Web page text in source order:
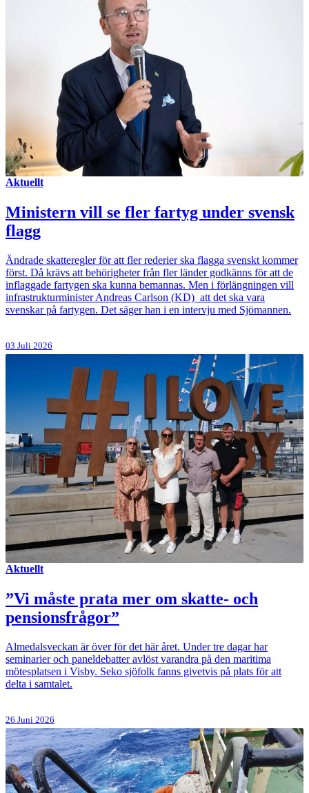
Aktuellt
Ministern vill se fler fartyg under svensk
flagg
Ändrade skatteregler för att fler rederier ska flagga svenskt kommer
först. Då krävs att behörigheter från fler länder godkänns för att de
inflaggade fartygen ska kunna bemannas. Men i förlängningen vill
infrastrukturminister Andreas Carlson (KD) att det ska vara
svenskar på fartygen. Det säger han i en intervju med Sjömannen.
03 Juli 2026
Aktuellt
”Vi måste prata mer om skatte- och
pensionsfrågor”
Almedalsveckan är över för det här året. Under tre dagar har
seminarier och paneldebatter avlöst varandra på den maritima
mötesplatsen i Visby. Seko sjöfolk fanns givetvis på plats för att
delta i samtalet.
26 Juni 2026